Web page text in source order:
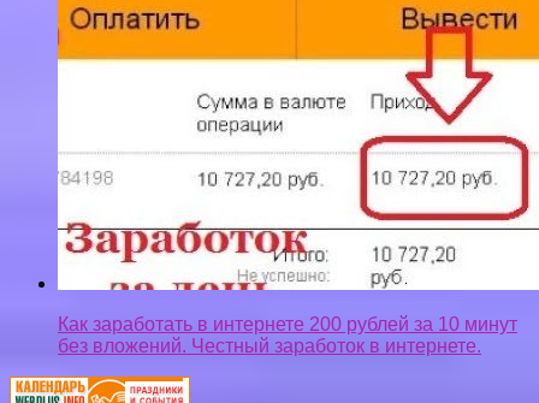
Как заработать в интернете 200 рублей за 10 минут
без вложений. Честный заработок в интернете.